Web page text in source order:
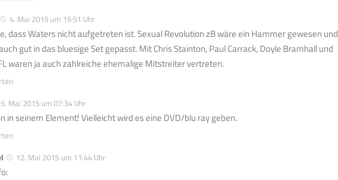
4. Mai 2015 um 15:51 Uhr
dass Waters nicht aufgetreten ist. Sexual Revolution zB wäre ein Hammer gewesen und
gut in das bluesige Set gepasst. Mit Chris Stainton, Paul Carrack, Doyle Bramhall und
waren ja auch zahlreiche ehemalige Mitstreiter vertreten.
5. Mai 2015 um 07:34 Uhr
in seinem Element! Vielleicht wird es eine DVD/blu ray geben.
12. Mai 2015 um 11:44 Uhr